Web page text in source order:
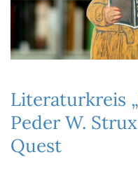
Literaturkreis
Peder W.
Quest